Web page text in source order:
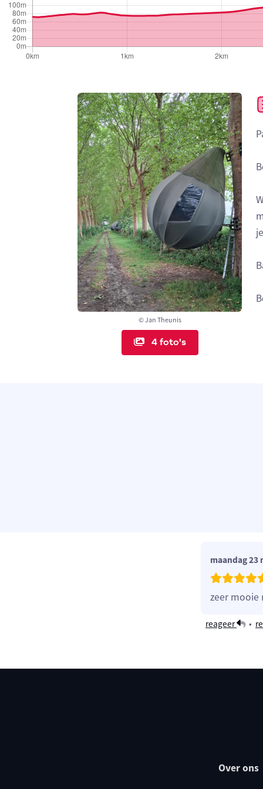
© Jan Theunis
4 foto's
maandag 23
zeer mooie
reageer •
Over ons